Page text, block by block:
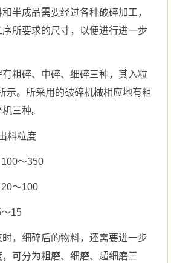
半成品需要经过各种破碎加工，
所要求的尺寸，以便进行进一步
粗碎、中碎、细碎三种，其入粒
示。所采用的破碎机械相应地有粗
三种。
料粒度
～350
～100
15
，细碎后的物料，还需要进一步
可分为粗磨、细磨、超细磨三